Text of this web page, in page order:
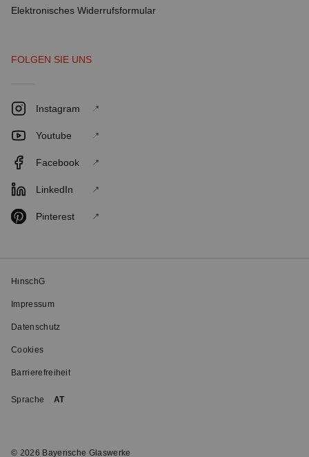
Elektronisches Widerrufsformular
FOLGEN SIE UNS
Instagram
Youtube
Facebook
LinkedIn
Pinterest
HinschG
Impressum
Datenschutz
Cookies
Barrierefreiheit
Sprache AT
© 2026 Bayerische Glaswerke